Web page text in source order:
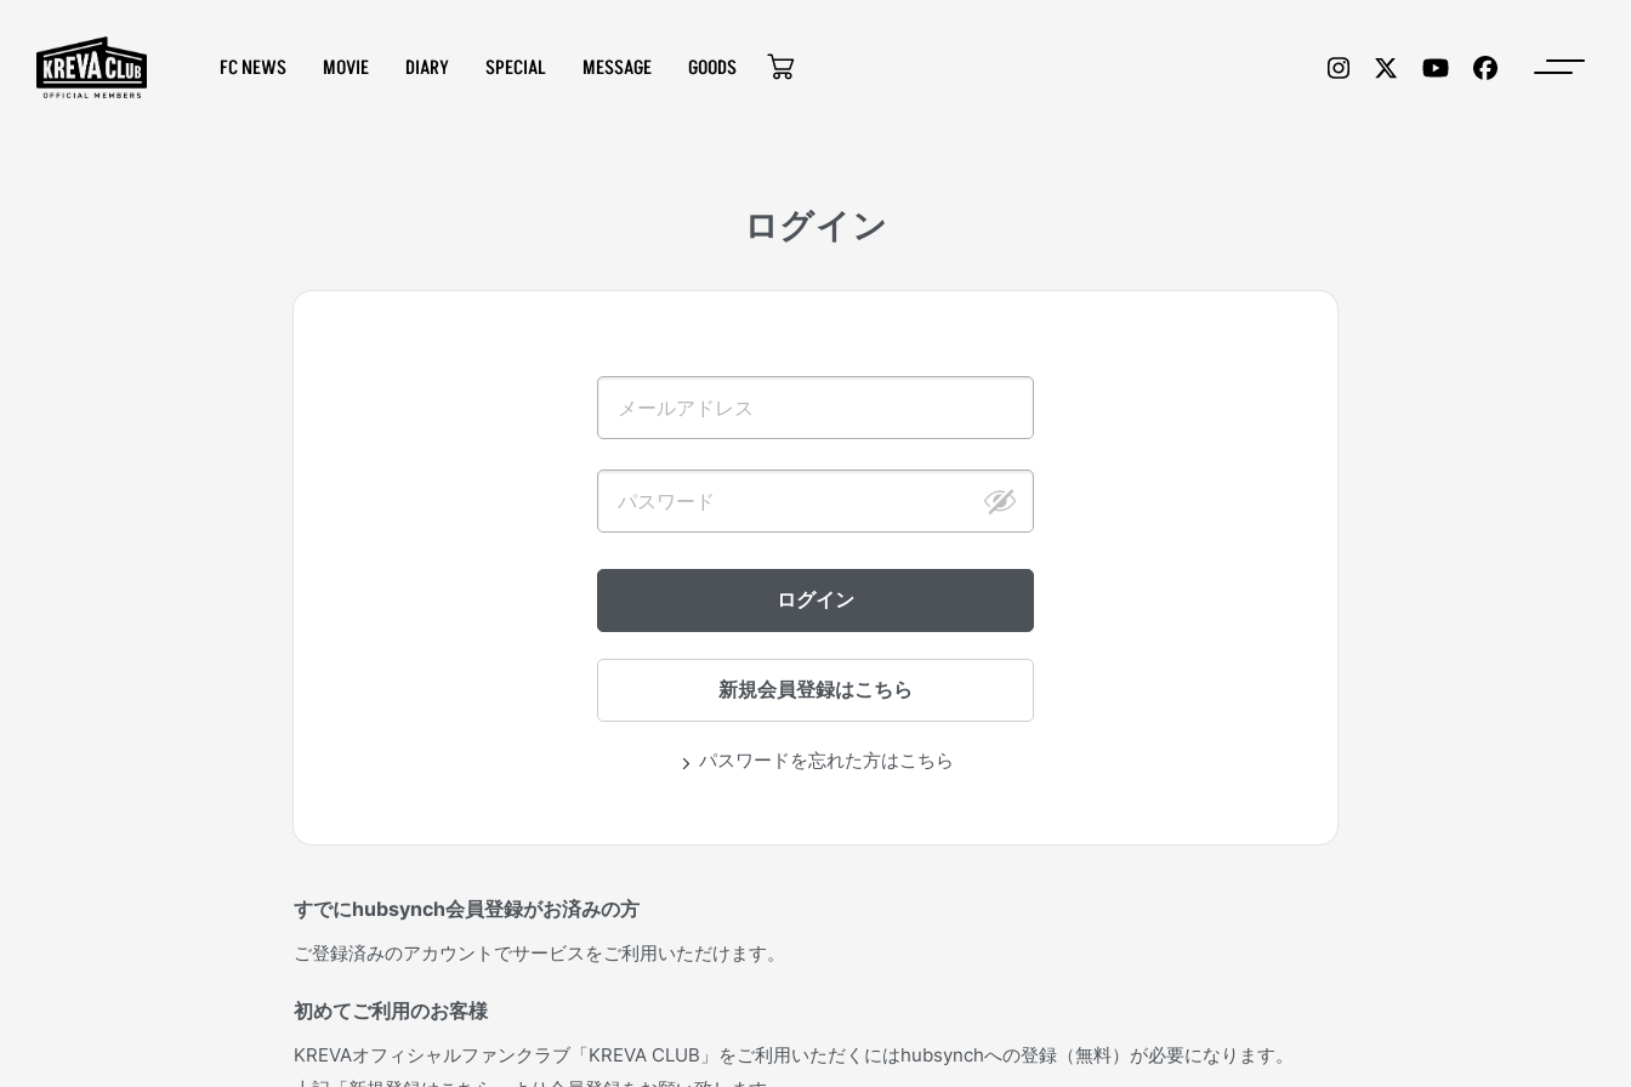
FC NEWS MOVIE DIARY SPECIAL MESSAGE GOODS
ログイン
パスワードを忘れた方はこちら
すでにhubsynch会員登録がお済みの方
ご登録済みのアカウントでサービスをご利用いただけます。
初めてご利用のお客様
KREVAオフィシャルファンクラブ「KREVA CLUB」をご利用いただくにはhubsynchへの登録（無料）が必要になります。